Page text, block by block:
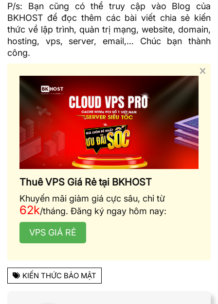
P/s: Bạn cũng có thể truy cập vào Blog của
BKHOST để đọc thêm các bài viết chia sẻ kiến
thức về lập trình, quản trị mạng, website, domain,
hosting, vps, server, email,… Chúc bạn thành
công.
Thuê VPS Giá Rẻ tại BKHOST
Khuyến mãi giảm giá cực sâu, chỉ từ
62k/tháng. Đăng ký ngay hôm nay:
VPS GIÁ RẺ
KIẾN THỨC BẢO MẬT